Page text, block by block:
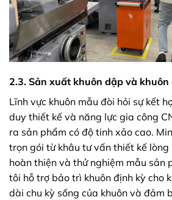
2.3. Sản xuất khuôn dập và
Lĩnh vực khuôn mẫu đòi hỏi sự kết
duy thiết kế và năng lực gia công
ra sản phẩm có độ tinh xảo cao.
trọn gói từ khâu tư vấn thiết kế lòng
hoàn thiện và thử nghiệm mẫu sản
tôi hỗ trợ bảo trì khuôn định kỳ cho
dài chu kỳ sống của khuôn và đảm